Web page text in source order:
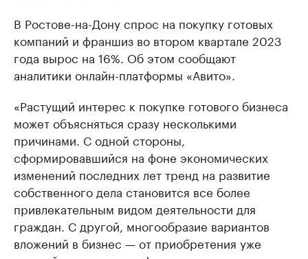
В Ростове-на-Дону спрос на покупку готовых
компаний и франшиз во втором квартале 2023
года вырос на 16%. Об этом сообщают
аналитики онлайн-платформы «Авито».
«Растущий интерес к покупке готового бизнеса
может объясняться сразу несколькими
причинами. С одной стороны,
сформировавшийся на фоне экономических
изменений последних лет тренд на развитие
собственного дела становится все более
привлекательным видом деятельности для
граждан. С другой, многообразие вариантов
вложений в бизнес — от приобретения уже